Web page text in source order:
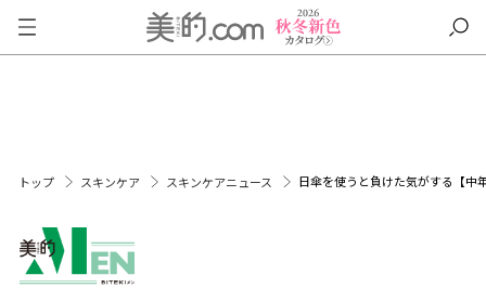
トップ スキンケア スキンケアニュース 日傘を使うと負けた気がする【中